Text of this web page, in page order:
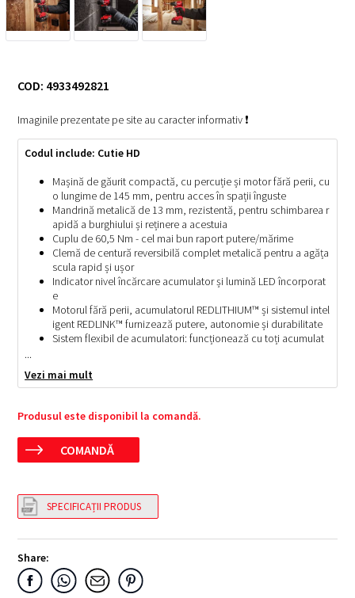
COD: 4933492821
Imaginile prezentate pe site au caracter informativ ❗
Codul include: Cutie HD
Mașină de găurit compactă, cu percuție și motor fără perii, cu
o lungime de 145 mm, pentru acces în spații înguste
Mandrină metalică de 13 mm, rezistentă, pentru schimbarea r
apidă a burghiului și reținere a acestuia
Cuplu de 60,5 Nm - cel mai bun raport putere/mărime
Clemă de centură reversibilă complet metalică pentru a agăța
scula rapid și ușor
Indicator nivel încărcare acumulator și lumină LED încorporat
e
Motorul fără perii, acumulatorul REDLITHIUM™ și sistemul intel
igent REDLINK™ furnizează putere, autonomie și durabilitate
Sistem flexibil de acumulatori: funcționează cu toți acumulat
0/ 0 - 1700 rpm)
...
Vezi mai mult
Produsul este disponibil la comandă.
COMANDĂ
SPECIFICAȚII PRODUS
Share: